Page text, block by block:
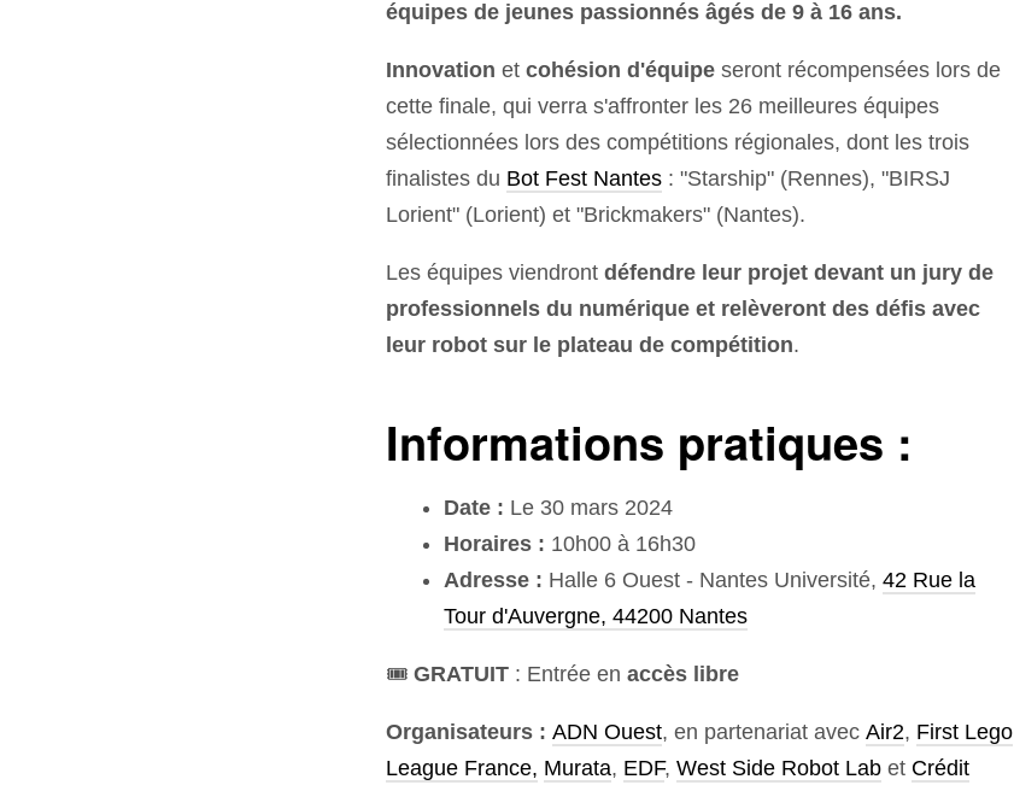
équipes de jeunes passionnés âgés de 9 à 16 ans.
Innovation et cohésion d'équipeseront récompensées lors de
cette finale, qui verra s'affronter les 26 meilleures équipes
sélectionnées lors des compétitions régionales, dont les trois
finalistes du Bot Fest Nantes: "Starship" (Rennes), "BIRSJ
Lorient" (Lorient) et "Brickmakers" (Nantes).
Les équipes viendront défendre leur projet devant un jury de
professionnels du numérique et relèveront des défis avec
leur robot sur le plateau de compétition.
Informations pratiques :
Date : Le 30 mars 2024
Horaires : 10h00 à 16h30
Adresse : Halle 6 Ouest - Nantes Université, 42 Rue la
Tour d'Auvergne, 44200 Nantes
🎟️ GRATUIT : Entrée en accès libre
Organisateurs : ADN Ouest, en partenariat avec Air2, First Lego
League France, Murata, EDF, West Side Robot Labet Crédit